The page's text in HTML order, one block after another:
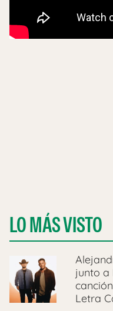
LO MÁS VISTO
junto a
Letra